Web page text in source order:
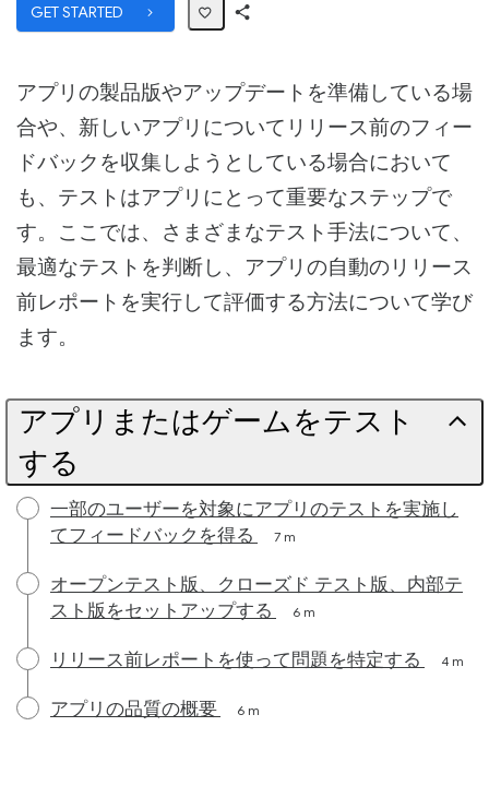
GET STARTED
アプリの製品版やアップデートを準備している場
合や、新しいアプリについてリリース前のフィー
ドバックを収集しようとしている場合において
も、テストはアプリにとって重要なステップで
す。ここでは、さまざまなテスト手法について、
最適なテストを判断し、アプリの自動のリリース
前レポートを実行して評価する方法について学び
ます。
アプリまたはゲームをテスト
する
一部のユーザーを対象にアプリのテストを実施し
てフィードバックを得る
7 m
オープンテスト版、クローズド テスト版、内部テ
スト版をセットアップする
6 m
リリース前レポートを使って問題を特定する 4 m
アプリの品質の概要 6 m